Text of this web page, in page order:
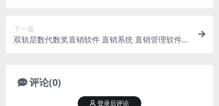
下一篇
双轨层数代数奖直销软件 直销系统 直销管理软件
评论(0)
登录后评论